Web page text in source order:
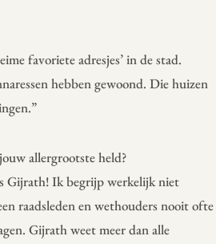
favoriete adresjes’ in de stad.
hebben gewoond. Die huizen
allergrootste held?
Gijrath! Ik begrijp werkelijk niet
raadsleden en wethouders nooit ofte
Gijrath weet meer dan alle